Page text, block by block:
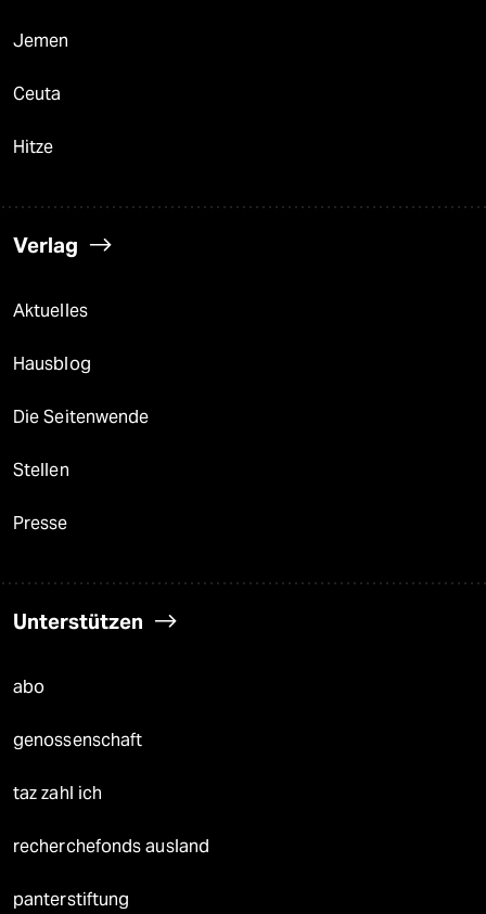
Jemen
Ceuta
Hitze
Verlag
Aktuelles
Hausblog
Die Seitenwende
Stellen
Presse
Unterstützen
abo
genossenschaft
taz zahl ich
recherchefonds ausland
panterstiftung